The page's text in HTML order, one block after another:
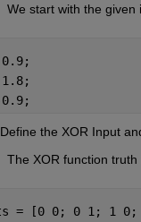
We start with the given
Define the XOR Input
The XOR function truth
= [0 0; 0 1; 1